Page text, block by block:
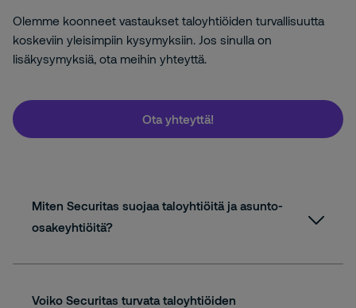
Olemme koonneet vastaukset taloyhtiöiden turvallisuutta
koskeviin yleisimpiin kysymyksiin. Jos sinulla on
lisäkysymyksiä, ota meihin yhteyttä.
Ota yhteyttä!
Miten Securitas suojaa taloyhtiöitä ja asunto-
osakeyhtiöitä?
Voiko Securitas turvata taloyhtiöiden